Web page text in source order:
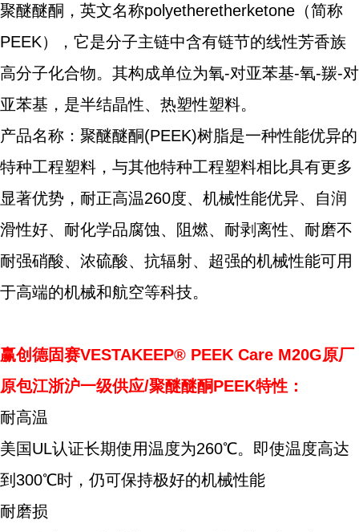
聚醚醚酮，英文名称polyetheretherketone（简称
PEEK），它是分子主链中含有链节的线性芳香族
高分子化合物。其构成单位为氧-对亚苯基-氧-羰-对
亚苯基，是半结晶性、热塑性塑料。
产品名称：聚醚醚酮(PEEK)树脂是一种性能优异的
特种工程塑料，与其他特种工程塑料相比具有更多
显著优势，耐正高温260度、机械性能优异、自润
滑性好、耐化学品腐蚀、阻燃、耐剥离性、耐磨不
耐强硝酸、浓硫酸、抗辐射、超强的机械性能可用
于高端的机械和航空等科技。
赢创德固赛VESTAKEEP® PEEK Care M20G原厂
原包江浙沪一级供应/聚醚醚酮PEEK特性：
耐高温
美国UL认证长期使用温度为260℃。即使温度高达
到300℃时，仍可保持极好的机械性能
耐磨损